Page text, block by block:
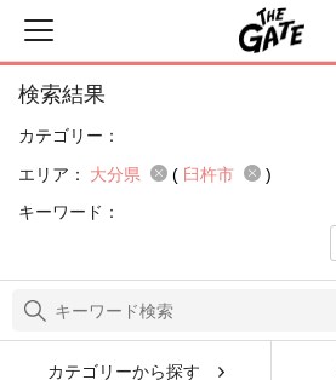
検索結果
カテゴリー：
エリア：
大分県 ( 臼杵市
)
キーワード：
カテゴリーから探す